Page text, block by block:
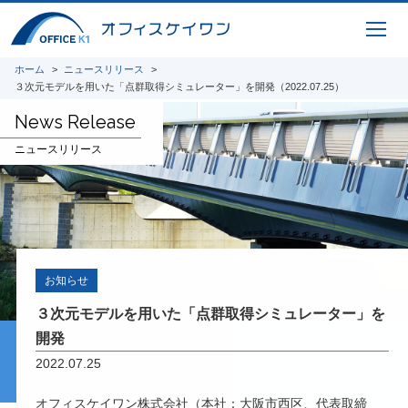
ホーム
ニュースリリース
３次元モデルを用いた「点群取得シミュレーター」を開発（2022.07.25）
News Release
ニュースリリース
お知らせ
３次元モデルを用いた「点群取得シミュレーター」を
開発
2022.07.25
オフィスケイワン株式会社（本社：大阪市西区、代表取締